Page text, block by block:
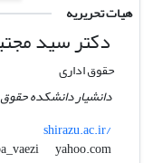
هیات تحریریه
دکتر سید
حقوق اداری
دانشیار دانشکده
shirazu.ac.ir/
mojtaba_vaezi
yahoo.com